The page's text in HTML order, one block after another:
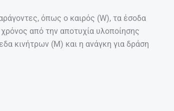
όπως ο καιρός (W), τα έσοδα
από την αποτυχία υλοποίησης
κινήτρων (Μ) και η ανάγκη για δράση